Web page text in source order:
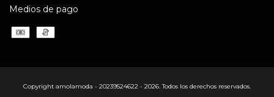
Medios de pago
Copyright amolamoda - 20239524622 - 2026. Todos los derechos reservados.